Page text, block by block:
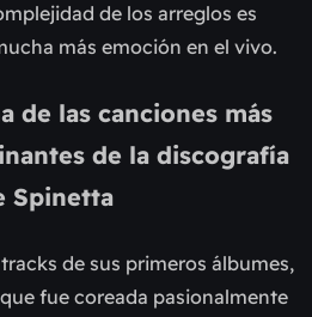
de los arreglos es
más emoción en el vivo.
de las canciones más
de la discografía
Spinetta
de sus primeros álbumes,
fue coreada pasionalmente